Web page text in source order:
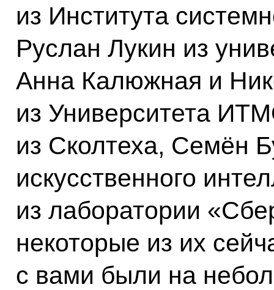
из Института
Руслан Лукин из
Анна Калюжная и
из Университета
из Сколтеха, Семён
искусственного
из лаборатории
некоторые из их
с вами были на